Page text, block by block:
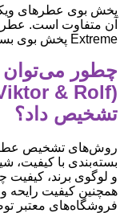
پخش بوی عطرهای
Extreme پخش بوی بسیار خوبی دارند.
چطور
تشخیص داد؟
روش‌های تشخیص عطر
بسته‌بندی با کیفیت،
و لوگوی برند، کیفیت
همچنین کیفیت رایحه
فروشگاه‌های معتبر